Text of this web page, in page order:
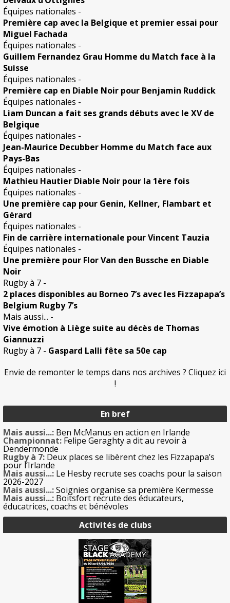
Équipes nationales -
Première cap avec la Belgique et premier essai pour
Miguel Fachada
Équipes nationales -
Guillem Fernandez Grau Homme du Match face à la
Suisse
Équipes nationales -
Première cap en Diable Noir pour Benjamin Ruddick
Équipes nationales -
Liam Duncan a fait ses grands débuts avec le XV de
Belgique
Équipes nationales -
Jean-Maurice Decubber Homme du Match face aux
Pays-Bas
Équipes nationales -
Mathieu Hautier Diable Noir pour la 1ère fois
Équipes nationales -
Une première cap pour Genin, Kellner, Flambart et
Gérard
Équipes nationales -
Fin de carrière internationale pour Vincent Tauzia
Équipes nationales -
Une première pour Flor Van den Bussche en Diable
Noir
Rugby à 7 -
2 places disponibles au Borneo 7’s avec les Fizzapapa’s
Belgium Rugby 7’s
Mais aussi... -
Vive émotion à Liège suite au décès de Thomas
Giannuzzi
Rugby à 7 - Gaspard Lalli fête sa 50e cap
Envie de remonter le temps dans nos archives ? Cliquez ici
!
En bref
Mais aussi...: Ben McManus en action en Irlande
Championnat: Felipe Geraghty a dit au revoir à
Dendermonde
Rugby à 7: Deux places se libèrent chez les Fizzapapa’s
pour l’Irlande
Mais aussi...: Le Hesby recrute ses coachs pour la saison
2026-2027
Mais aussi...:Soignies organise sa première Kermesse
Mais aussi...: Boitsfort recrute des éducateurs,
éducatrices, coachs et bénévoles
Activités de clubs